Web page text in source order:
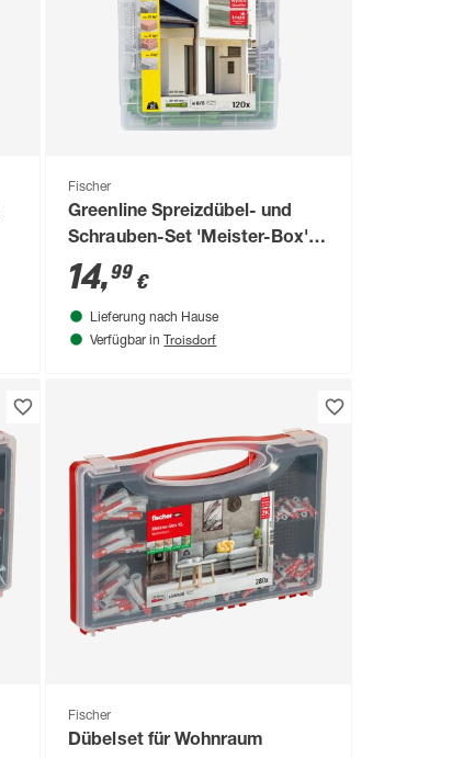
Fischer
Greenline Spreizdübel- und
Schrauben-Set 'Meister-Box'
120-teilig
14,99 €
Lieferung nach Hause
Verfügbar in Troisdorf
Fischer
Dübelset für Wohnraum